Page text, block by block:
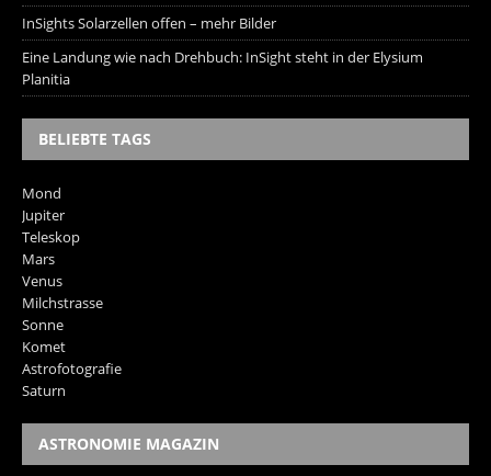
InSights Solarzellen offen – mehr Bilder
Eine Landung wie nach Drehbuch: InSight steht in der Elysium
Planitia
BELIEBTE TAGS
Mond
Jupiter
Teleskop
Mars
Venus
Milchstrasse
Sonne
Komet
Astrofotografie
Saturn
ASTRONOMIE MAGAZIN